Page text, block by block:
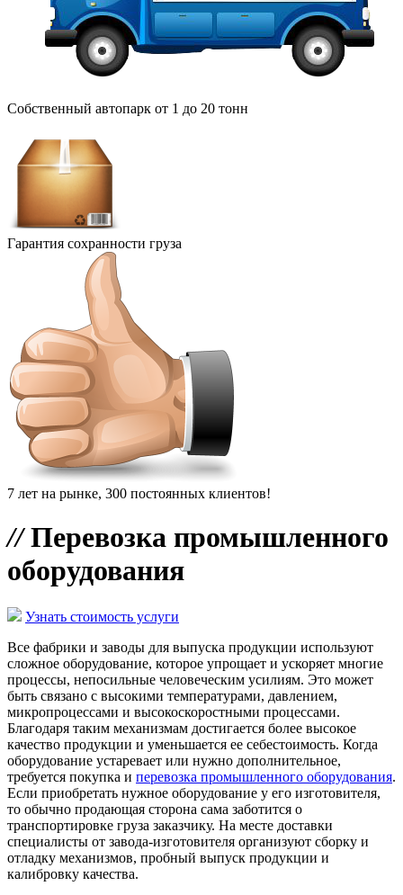
Собственный автопарк от 1 до 20 тонн
Гарантия сохранности груза
7 лет на рынке, 300 постоянных клиентов!
//Перевозка промышленного
оборудования
Узнать стоимость услуги
Все фабрики и заводы для выпуска продукции используют
сложное оборудование, которое упрощает и ускоряет многие
процессы, непосильные человеческим усилиям. Это может
быть связано с высокими температурами, давлением,
микропроцессами и высокоскоростными процессами.
Благодаря таким механизмам достигается более высокое
качество продукции и уменьшается ее себестоимость. Когда
оборудование устаревает или нужно дополнительное,
требуется покупка и перевозка промышленного оборудования.
Если приобретать нужное оборудование у его изготовителя,
то обычно продающая сторона сама заботится о
транспортировке груза заказчику. На месте доставки
специалисты от завода-изготовителя организуют сборку и
отладку механизмов, пробный выпуск продукции и
калибровку качества.